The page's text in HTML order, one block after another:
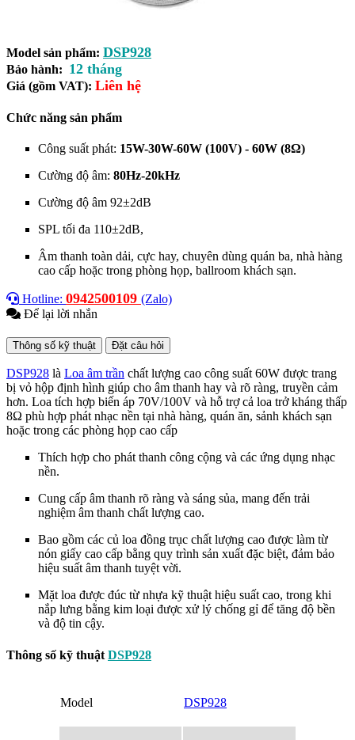
Model sản phẩm: DSP928
Bảo hành: 12 tháng
Giá (gồm VAT): Liên hệ
Chức năng sản phẩm
Công suất phát: 15W-30W-60W (100V) - 60W (8Ω)
Cường độ âm: 80Hz-20kHz
Cường độ âm 92±2dB
SPL tối đa 110±2dB,
Âm thanh toàn dải, cực hay, chuyên dùng quán ba, nhà hàng
cao cấp hoặc trong phòng họp, ballroom khách sạn.
Hotline: 0942500109 (Zalo)
Để lại lời nhắn
Thông số kỹ thuật Đặt câu hỏi
DSP928 là Loa âm trần chất lượng cao công suất 60W được trang
bị vỏ hộp định hình giúp cho âm thanh hay và rõ ràng, truyền cảm
hơn. Loa tích hợp biến áp 70V/100V và hỗ trợ cả loa trở kháng thấp
8Ω phù hợp phát nhạc nền tại nhà hàng, quán ăn, sảnh khách sạn
hoặc trong các phòng họp cao cấp
Thích hợp cho phát thanh công cộng và các ứng dụng nhạc
nền.
Cung cấp âm thanh rõ ràng và sáng sủa, mang đến trải
nghiệm âm thanh chất lượng cao.
Bao gồm các củ loa đồng trục chất lượng cao được làm từ
nón giấy cao cấp bằng quy trình sản xuất đặc biệt, đảm bảo
hiệu suất âm thanh tuyệt vời.
Mặt loa được đúc từ nhựa kỹ thuật hiệu suất cao, trong khi
nắp lưng bằng kim loại được xử lý chống gỉ để tăng độ bền
và độ tin cậy.
Thông số kỹ thuật DSP928
Model DSP928